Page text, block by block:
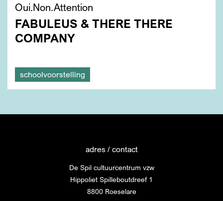
Oui.Non.Attention
FABULEUS & THERE THERE
COMPANY
schoolvoorstelling
adres / contact
De Spil cultuurcentrum vzw
Hippoliet Spilleboutdreef 1
8800 Roeselare